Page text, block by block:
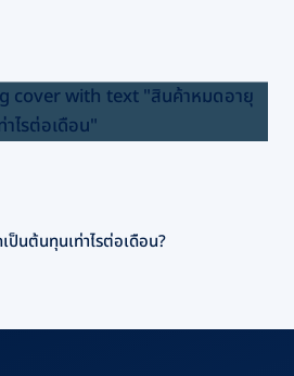
นต้นทุนเท่าไรต่อเดือน?